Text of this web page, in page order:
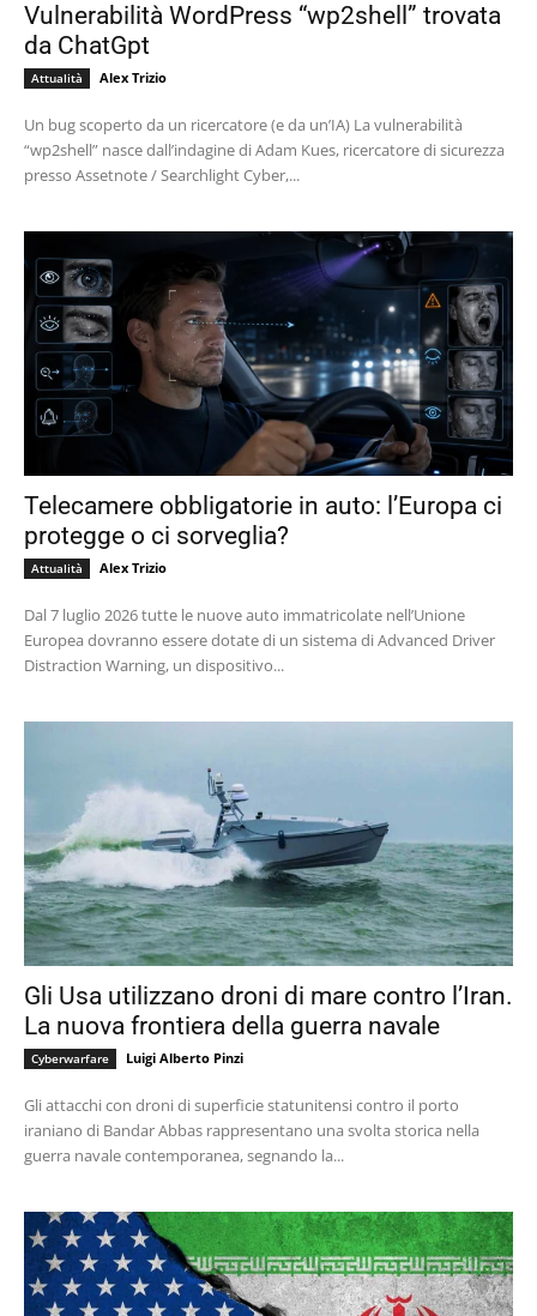
Vulnerabilità WordPress “wp2shell” trovata
da ChatGpt
Attualità Alex Trizio
Un bug scoperto da un ricercatore (e da un’IA) La vulnerabilità
“wp2shell” nasce dall’indagine di Adam Kues, ricercatore di sicurezza
presso Assetnote / Searchlight Cyber,...
Telecamere obbligatorie in auto: l’Europa ci
protegge o ci sorveglia?
Attualità Alex Trizio
Dal 7 luglio 2026 tutte le nuove auto immatricolate nell’Unione
Europea dovranno essere dotate di un sistema di Advanced Driver
Distraction Warning, un dispositivo...
Gli Usa utilizzano droni di mare contro l’Iran.
La nuova frontiera della guerra navale
Cyberwarfare Luigi Alberto Pinzi
Gli attacchi con droni di superficie statunitensi contro il porto
iraniano di Bandar Abbas rappresentano una svolta storica nella
guerra navale contemporanea, segnando la...